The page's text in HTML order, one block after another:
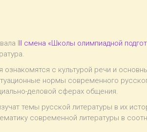
III смена «Школы олимпиадной
ознакомятся с культурой речи и
нормы современного
деловой сферах общения.
темы русской литературы в их
современной литературы в